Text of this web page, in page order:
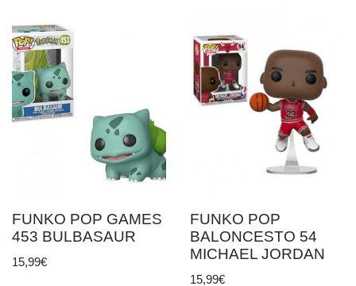
FUNKO POP GAMES
453 BULBASAUR
15,99€
FUNKO POP
BALONCESTO 54
MICHAEL JORDAN
15,99€